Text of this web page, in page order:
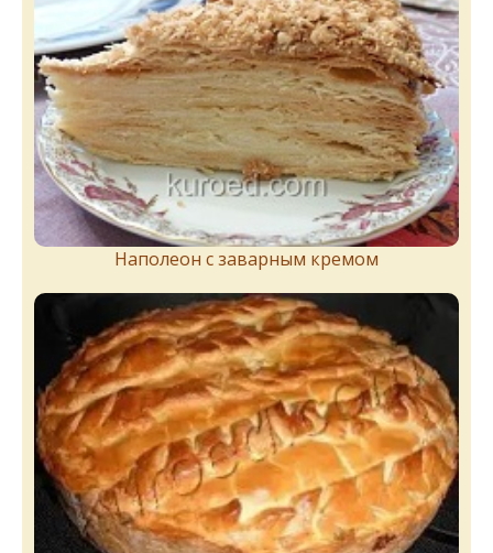
Наполеон с заварным кремом